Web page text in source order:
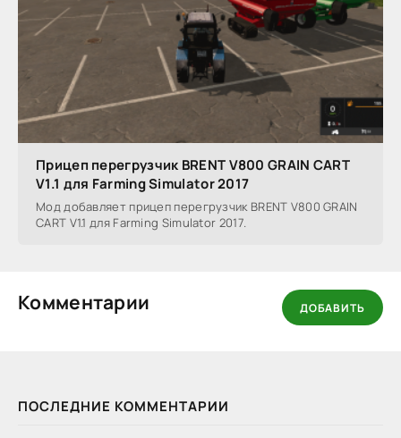
ПОСЛЕДНИЕ КОММЕНТАРИИ
Прицеп перегрузчик BRENT V800 GRAIN CART
V1.1 для Farming Simulator 2017
Мод добавляет прицеп перегрузчик BRENT V800 GRAIN
CART V1.1 для Farming Simulator 2017.
Комментарии ДОБАВИТЬ